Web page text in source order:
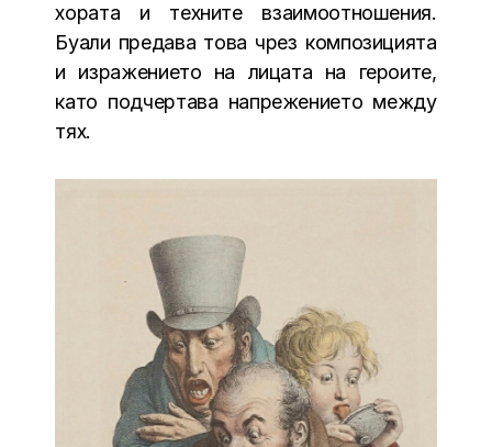
хората и техните взаимоотношения.
Буали предава това чрез композицията
и изражението на лицата на героите,
като подчертава напрежението между
тях.